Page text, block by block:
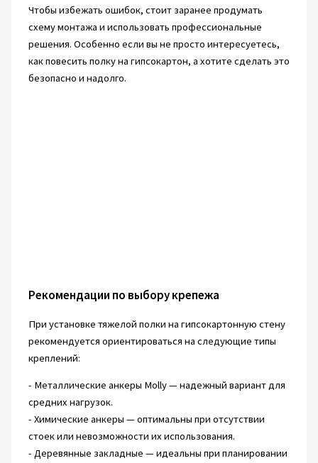
Чтобы избежать ошибок, стоит заранее продумать
схему монтажа и использовать профессиональные
решения. Особенно если вы не просто интересуетесь,
как повесить полку на гипсокартон, а хотите сделать это
безопасно и надолго.
Рекомендации по выбору крепежа
При установке тяжелой полки на гипсокартонную стену
рекомендуется ориентироваться на следующие типы
креплений:
- Металлические анкеры Molly — надежный вариант для
средних нагрузок.
- Химические анкеры — оптимальны при отсутствии
стоек или невозможности их использования.
- Деревянные закладные — идеальны при планировании